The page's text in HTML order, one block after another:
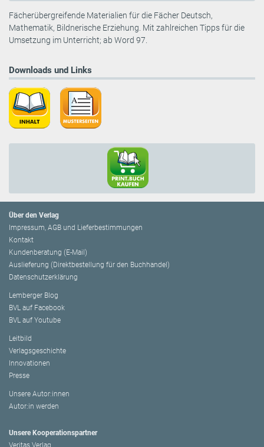
Fächerübergreifende Materialien für die Fächer Deutsch,
Mathematik, Bildnerische Erziehung. Mit zahlreichen Tipps für die
Umsetzung im Unterricht; ab Word 97.
Downloads und Links
Über den Verlag
Impressum, AGB und Lieferbestimmungen
Kontakt
Kundenberatung (E-Mail)
Auslieferung (Direktbestellung für den Buchhandel)
Datenschutzerklärung
Lemberger Blog
BVL auf Facebook
BVL auf Youtube
Leitbild
Verlagsgeschichte
Innovationen
Presse
Unsere Autor:innen
Autor:in werden
Unsere Kooperationspartner
Veritas Verlag